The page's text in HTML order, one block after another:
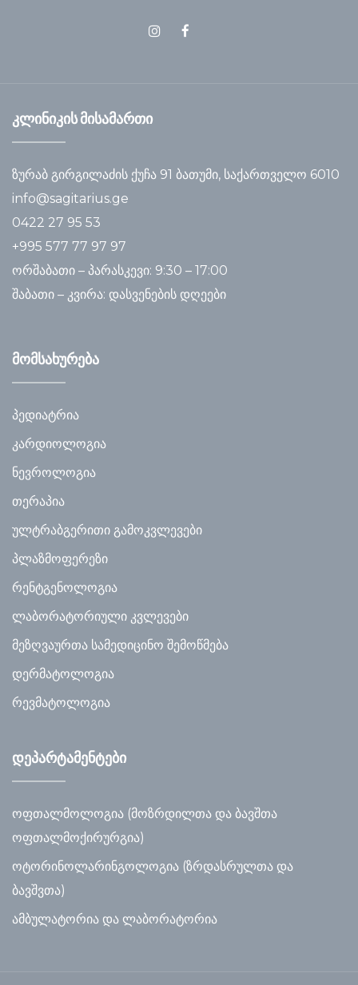
კლინიკის მისამართი
ზურაბ გირგილაძის ქუჩა 91 ბათუმი, საქართველო 6010
info@sagitarius.ge
0422 27 95 53
+995 577 77 97 97
ორშაბათი – პარასკევი: 9:30 – 17:00
შაბათი – კვირა: დასვენების დღეები
მომსახურება
პედიატრია
კარდიოლოგია
ნევროლოგია
თერაპია
ულტრაბგერითი გამოკვლევები
პლაზმოფერეზი
რენტგენოლოგია
ლაბორატორიული კვლევები
მეზღვაურთა სამედიცინო შემოწმება
დერმატოლოგია
რევმატოლოგია
დეპარტამენტები
ოფთალმოლოგია (მოზრდილთა და ბავშთა
ოფთალმოქირურგია)
ოტორინოლარინგოლოგია (ზრდასრულთა და
ბავშვთა)
ამბულატორია და ლაბორატორია